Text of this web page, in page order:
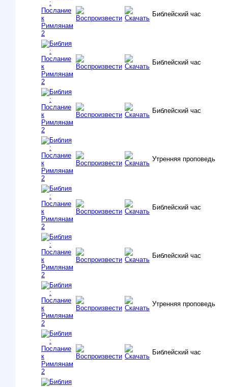
Библейский час
Библейский час
Библейский час
Утренняя проповедь
Библейский час
Библейский час
Утренняя проповедь
Библейский час